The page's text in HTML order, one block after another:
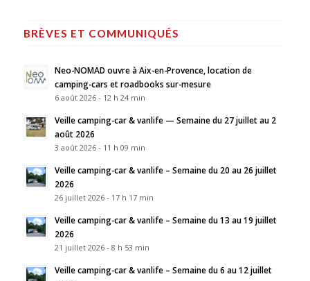
BRÈVES ET COMMUNIQUÉS
Neo-NOMAD ouvre à Aix-en-Provence, location de
camping-cars et roadbooks sur-mesure
6 août 2026 - 12 h 24 min
Veille camping-car & vanlife — Semaine du 27 juillet au 2
août 2026
3 août 2026 - 11 h 09 min
Veille camping-car & vanlife – Semaine du 20 au 26 juillet
2026
26 juillet 2026 - 17 h 17 min
Veille camping-car & vanlife – Semaine du 13 au 19 juillet
2026
21 juillet 2026 - 8 h 53 min
Veille camping-car & vanlife – Semaine du 6 au 12 juillet